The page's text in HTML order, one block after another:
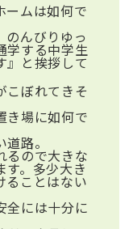
ームは如何で
のんびりゆっ
学する中学生
』と挨拶して
こぼれてきそ
き場に如何で
路。
るので大きな
す。多少大き
ることはない
全には十分に